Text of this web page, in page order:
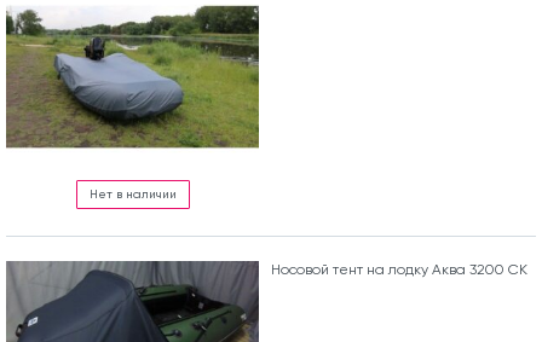
Нет в наличии
Носовой тент на лодку Аква 3200 СК